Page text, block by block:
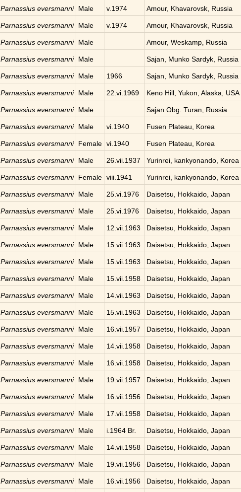
Parnassius eversmanni Male v.1974 Amour, Khavarovsk, Russia
Parnassius eversmanni Male v.1974 Amour, Khavarovsk, Russia
Parnassius eversmanni Male Amour, Weskamp, Russia
Parnassius eversmanni Male Sajan, Munko Sardyk, Russia
Parnassius eversmanni Male 1966 Sajan, Munko Sardyk, Russia
Parnassius eversmanni Male 22.vi.1969 Keno Hill, Yukon, Alaska, USA
Parnassius eversmanni Male Sajan Obg. Turan, Russia
Parnassius eversmanni Male vi.1940 Fusen Plateau, Korea
Parnassius eversmanni Female vi.1940 Fusen Plateau, Korea
Parnassius eversmanni Male 26.vii.1937 Yurinrei, kankyonando, Korea
Parnassius eversmanni Female viii.1941 Yurinrei, kankyonando, Korea
Parnassius eversmanni Male 25.vi.1976 Daisetsu, Hokkaido, Japan
Parnassius eversmanni Male 25.vi.1976 Daisetsu, Hokkaido, Japan
Parnassius eversmanni Male 12.vii.1963 Daisetsu, Hokkaido, Japan
Parnassius eversmanni Male 15.vii.1963 Daisetsu, Hokkaido, Japan
Parnassius eversmanni Male 15.vii.1963 Daisetsu, Hokkaido, Japan
Parnassius eversmanni Male 15.vii.1958 Daisetsu, Hokkaido, Japan
Parnassius eversmanni Male 14.vii.1963 Daisetsu, Hokkaido, Japan
Parnassius eversmanni Male 15.vii.1963 Daisetsu, Hokkaido, Japan
Parnassius eversmanni Male 16.vii.1957 Daisetsu, Hokkaido, Japan
Parnassius eversmanni Male 14.vii.1958 Daisetsu, Hokkaido, Japan
Parnassius eversmanni Male 16.vii.1958 Daisetsu, Hokkaido, Japan
Parnassius eversmanni Male 19.vii.1957 Daisetsu, Hokkaido, Japan
Parnassius eversmanni Male 16.vii.1956 Daisetsu, Hokkaido, Japan
Parnassius eversmanni Male 17.vii.1958 Daisetsu, Hokkaido, Japan
Parnassius eversmanni Male i.1964 Br. Daisetsu, Hokkaido, Japan
Parnassius eversmanni Male 14.vii.1958 Daisetsu, Hokkaido, Japan
Parnassius eversmanni Male 19.vii.1956 Daisetsu, Hokkaido, Japan
Parnassius eversmanni Male 16.vii.1956 Daisetsu, Hokkaido, Japan